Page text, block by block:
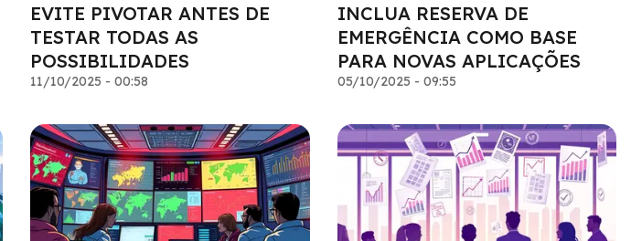
EVITE PIVOTAR ANTES DE
TESTAR TODAS AS
POSSIBILIDADES
11/10/2025 - 00:58
INCLUA RESERVA DE
EMERGÊNCIA COMO BASE
PARA NOVAS APLICAÇÕES
05/10/2025 - 09:55